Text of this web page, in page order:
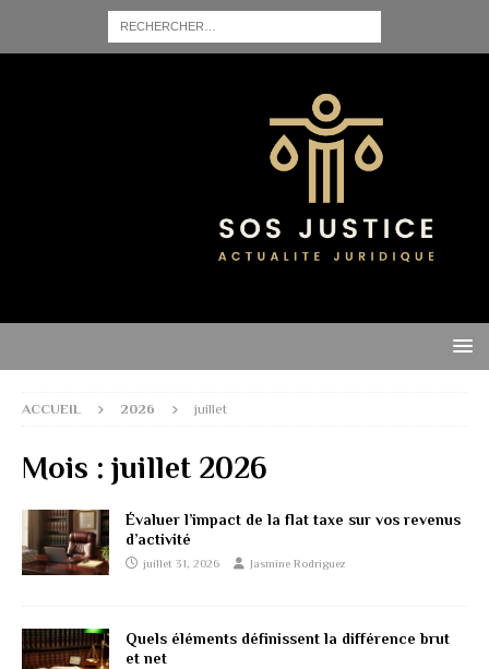
ACCUEIL 2026 juillet
Mois : juillet 2026
Évaluer l’impact de la flat taxe sur vos revenus
d’activité
juillet 31, 2026 Jasmine Rodriguez
Quels éléments définissent la différence brut
et net